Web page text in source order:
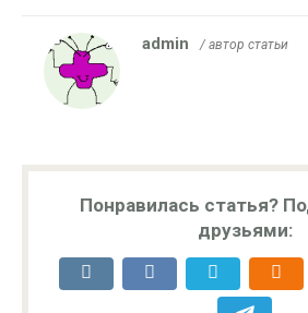
admin / автор статьи
Понравилась статья?
друзьями: